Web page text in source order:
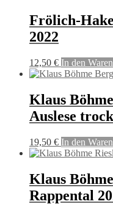
Frölich-
2022
12,50 € In den
Klaus
Auslese
19,50 € In den
Klaus
Rappental